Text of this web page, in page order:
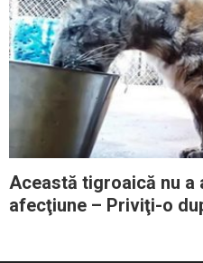
Această tigroaică nu a
afecţiune – Priviţi-o